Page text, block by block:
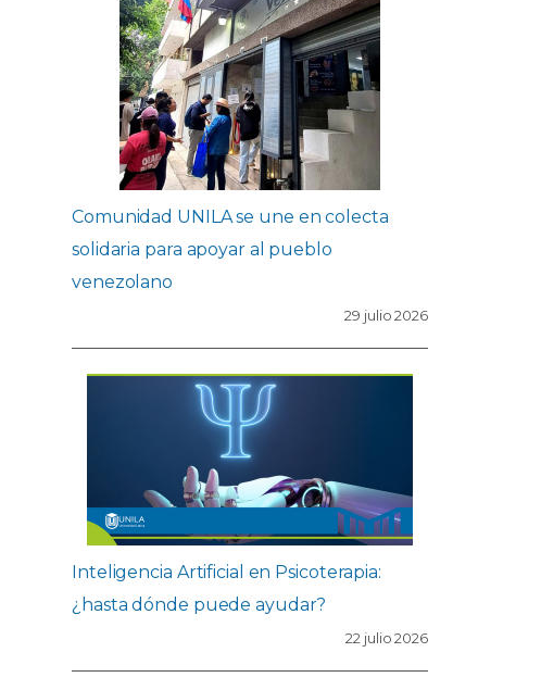
Comunidad UNILA se une en colecta
solidaria para apoyar al pueblo
venezolano
29 julio 2026
Inteligencia Artificial en Psicoterapia:
¿hasta dónde puede ayudar?
22 julio 2026